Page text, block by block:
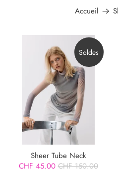
Accueil
Soldes
Sheer Tube Neck
CHF 45.00 CHF 150.00